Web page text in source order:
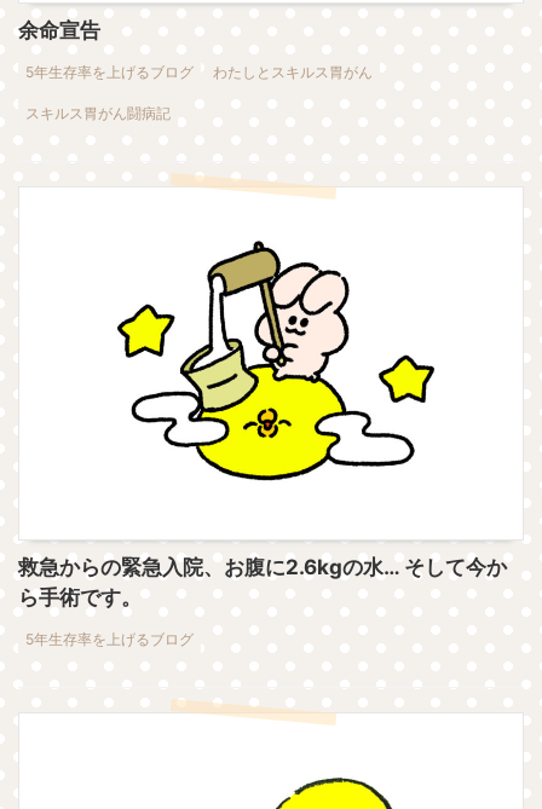
余命宣告
5年生存率を上げるブログ わたしとスキルス胃がん
スキルス胃がん闘病記
救急からの緊急入院、お腹に2.6kgの水… そして今か
ら手術です。
5年生存率を上げるブログ